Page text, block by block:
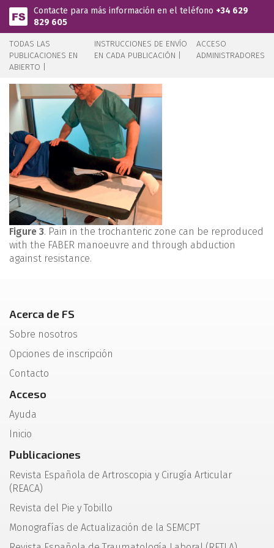
Pasar al contenido principal
Contacte para más información en el teléfono +34 629
829 605
TODAS LAS
PUBLICACIONES EN
ABIERTO |
INSTRUCCIONES DE ENVÍO
EN CADA PUBLICACIÓN |
ACCESO
ADMINISTRADORES
Figure 3. Pain in the trochanteric zone can be reproduced
with the FABER manoeuvre and through abduction
against resistance.
Acerca de FS
Sobre nosotros
Opciones de inscripción
Contacto
Acceso
Ayuda
Inicio
Publicaciones
Revista Española de Artroscopia y Cirugía Articular
(REACA)
Revista del Pie y Tobillo
Monografías de Actualización de la SEMCPT